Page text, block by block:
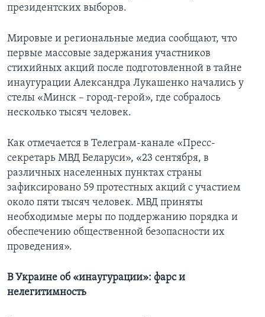
президентских выборов.
Мировые и региональные медиа сообщают, что
первые массовые задержания участников
стихийных акций после подготовленной в тайне
инаугурации Александра Лукашенко начались у
стелы «Минск – город-герой», где собралось
несколько тысяч человек.
Как отмечается в Телеграм-канале «Пресс-
секретарь МВД Беларуси», «23 сентября, в
различных населенных пунктах страны
зафиксировано 59 протестных акций с участием
около пяти тысяч человек. МВД приняты
необходимые меры по поддержанию порядка и
обеспечению общественной безопасности их
проведения».
В Украине об «инаугурации»: фарс и
нелегитимность